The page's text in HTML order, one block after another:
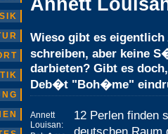
Wieso gibt es
schreiben, aber keine
darbieten? Gibt es
Deb�t "Boh�me"
Annett
Louisan:
12 Perlen
deutschen